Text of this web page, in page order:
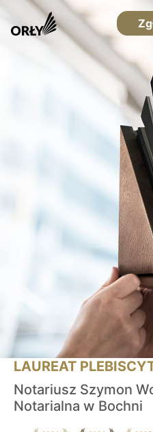
LAUREAT
Notariusz Szymon
Notarialna w Bochni